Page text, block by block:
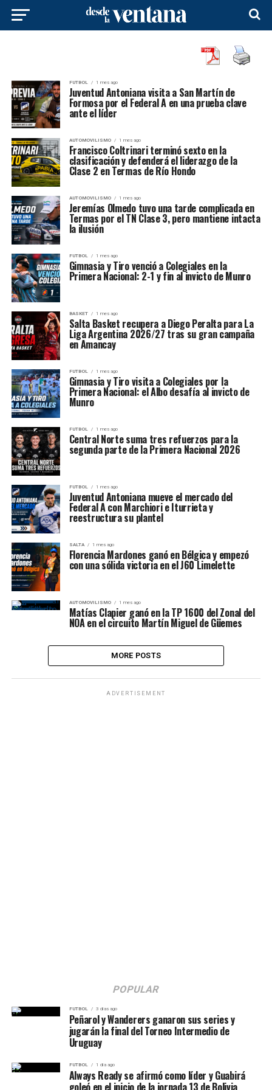
FUTBOL 1 mes ago
Juventud Antoniana visita a San Martín de
Formosa por el Federal A en una prueba clave
ante el líder
AUTOMOVILISMO 1 mes ago
Francisco Coltrinari terminó sexto en la
clasificación y defenderá el liderazgo de la
Clase 2 en Termas de Río Hondo
AUTOMOVILISMO 1 mes ago
Jeremías Olmedo tuvo una tarde complicada en
Termas por el TN Clase 3, pero mantiene intacta
la ilusión
FUTBOL 1 mes ago
Gimnasia y Tiro venció a Colegiales en la
Primera Nacional: 2-1 y fin al invicto de Munro
BASKET 1 mes ago
Salta Basket recupera a Diego Peralta para La
Liga Argentina 2026/27 tras su gran campaña
en Amancay
FUTBOL 1 mes ago
Gimnasia y Tiro visita a Colegiales por la
Primera Nacional: el Albo desafía al invicto de
Munro
FUTBOL 1 mes ago
Central Norte suma tres refuerzos para la
segunda parte de la Primera Nacional 2026
FUTBOL 1 mes ago
Juventud Antoniana mueve el mercado del
Federal A con Marchiori e Iturrieta y
reestructura su plantel
SALTA 1 mes ago
Florencia Mardones ganó en Bélgica y empezó
con una sólida victoria en el J60 Limelette
AUTOMOVILISMO 1 mes ago
Matías Clapier ganó en la TP 1600 del Zonal del
NOA en el circuito Martín Miguel de Güemes
MORE POSTS
ADVERTISEMENT
POPULAR
FUTBOL 3 días ago
Peñarol y Wanderers ganaron sus series y
jugarán la final del Torneo Intermedio de
Uruguay
FUTBOL 1 día ago
Always Ready se afirmó como líder y Guabirá
goleó en el inicio de la jornada 13 de Bolivia